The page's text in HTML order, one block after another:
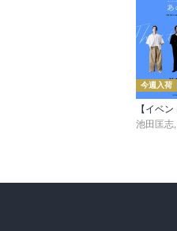
今週入荷
池田匡志,